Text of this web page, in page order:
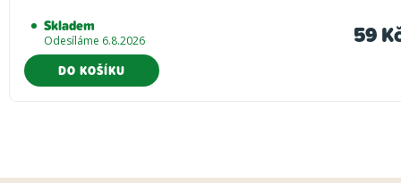
Skladem
Odesíláme 6.8.2026 59
DO KOŠÍKU